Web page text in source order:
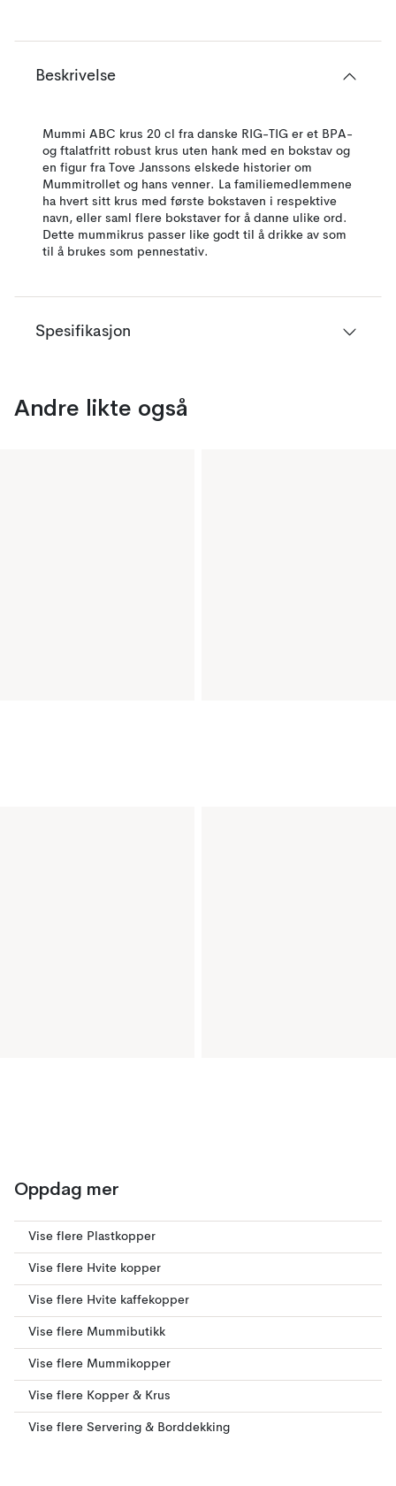
Beskrivelse
Mummi ABC krus 20 cl fra danske RIG-TIG er et BPA-
og ftalatfritt robust krus uten hank med en bokstav og
en figur fra Tove Janssons elskede historier om
Mummitrollet og hans venner. La familiemedlemmene
ha hvert sitt krus med første bokstaven i respektive
navn, eller saml flere bokstaver for å danne ulike ord.
Dette mummikrus passer like godt til å drikke av som
til å brukes som pennestativ.
Spesifikasjon
Andre likte også
Oppdag mer
Vise flere Plastkopper
Vise flere Hvite kopper
Vise flere Hvite kaffekopper
Vise flere Mummibutikk
Vise flere Mummikopper
Vise flere Kopper & Krus
Vise flere Servering & Borddekking